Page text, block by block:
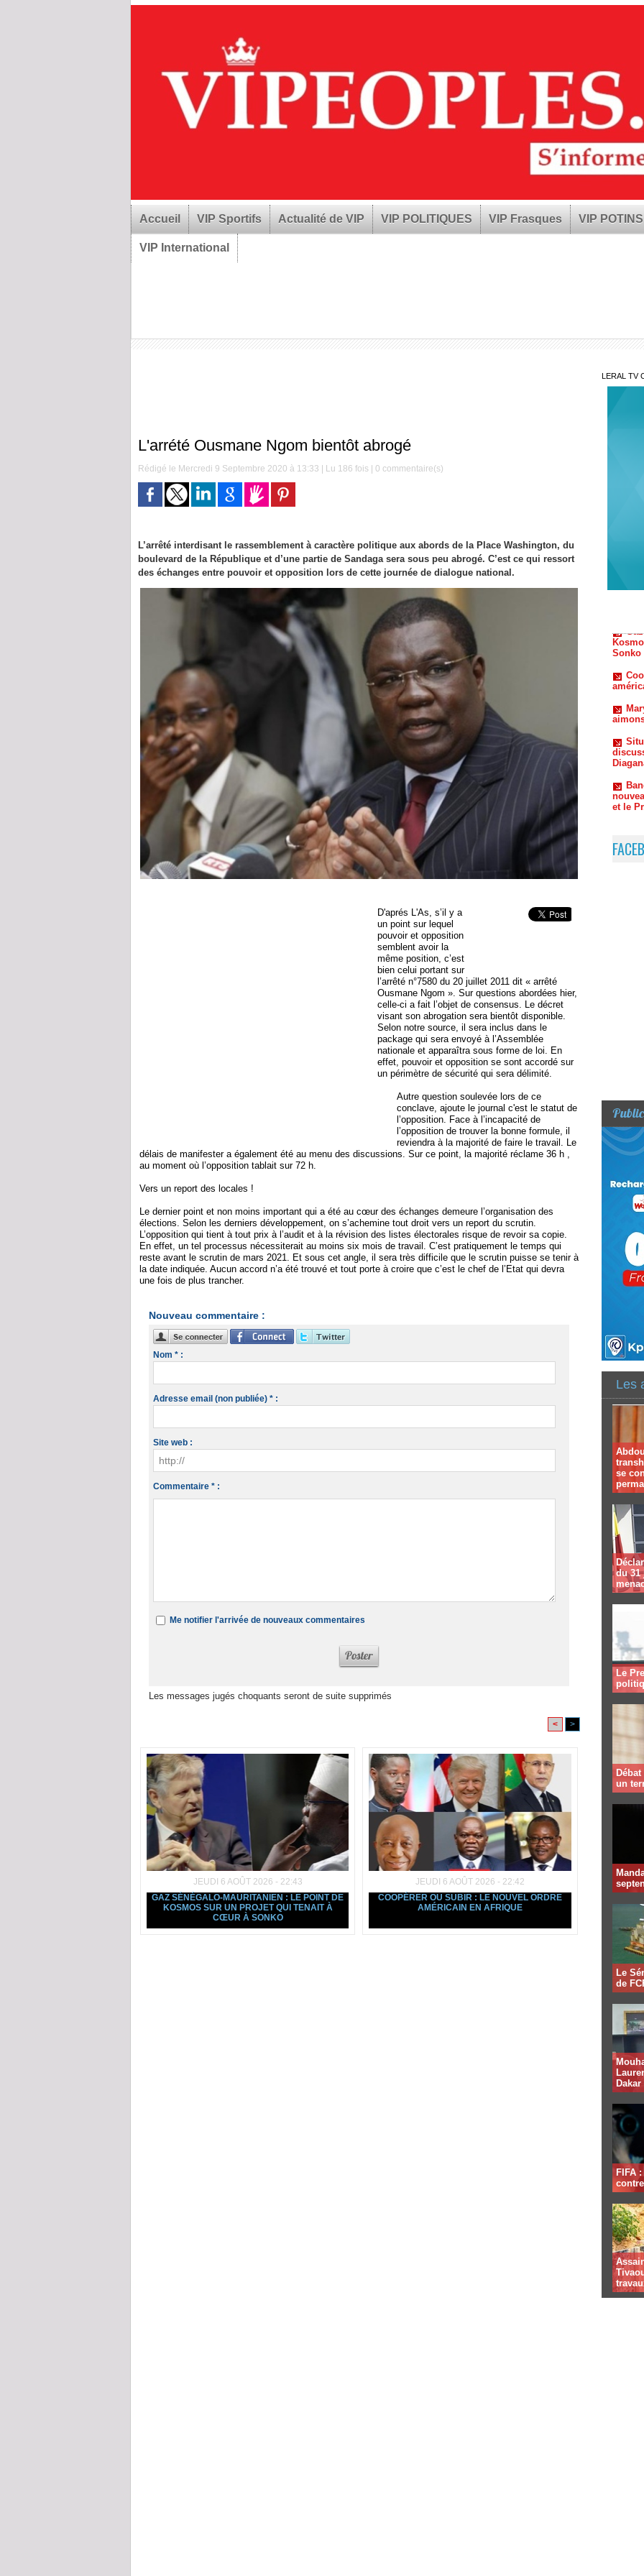
Accueil VIP Sportifs Actualité de VIP VIP POLITIQUES VIP Frasques VIP POTINS
VIP International
L'arrété Ousmane Ngom bientôt abrogé
Rédigé le Mercredi 9 Septembre 2020 à 13:33 | Lu 186 fois | 0 commentaire(s)
L’arrêté interdisant le rassemblement à caractère politique aux abords de la Place Washington, du
boulevard de la République et d’une partie de Sandaga sera sous peu abrogé. C’est ce qui ressort
des échanges entre pouvoir et opposition lors de cette journée de dialogue national.
D'aprés L'As, s’il y a
un point sur lequel
pouvoir et opposition
semblent avoir la
même position, c’est
bien celui portant sur
l’arrêté n°7580 du 20 juillet 2011 dit « arrêté
Ousmane Ngom ». Sur questions abordées hier,
celle-ci a fait l’objet de consensus. Le décret
visant son abrogation sera bientôt disponible.
Selon notre source, il sera inclus dans le
package qui sera envoyé à l’Assemblée
nationale et apparaîtra sous forme de loi. En
effet, pouvoir et opposition se sont accordé sur
un périmètre de sécurité qui sera délimité.
Autre question soulevée lors de ce
conclave, ajoute le journal c'est le statut de
l’opposition. Face à l’incapacité de
l’opposition de trouver la bonne formule, il
reviendra à la majorité de faire le travail. Le
délais de manifester a également été au menu des discussions. Sur ce point, la majorité réclame 36 h ,
au moment où l’opposition tablait sur 72 h.
Vers un report des locales !
Le dernier point et non moins important qui a été au cœur des échanges demeure l’organisation des
élections. Selon les derniers développement, on s’achemine tout droit vers un report du scrutin.
L’opposition qui tient à tout prix à l’audit et à la révision des listes électorales risque de revoir sa copie.
En effet, un tel processus nécessiterait au moins six mois de travail. C’est pratiquement le temps qui
reste avant le scrutin de mars 2021. Et sous cet angle, il sera très difficile que le scrutin puisse se tenir à
la date indiquée. Aucun accord n’a été trouvé et tout porte à croire que c’est le chef de l’Etat qui devra
une fois de plus trancher.
Nouveau commentaire :
Nom * :
Adresse email (non publiée) * :
Site web :
Commentaire * :
Me notifier l'arrivée de nouveaux commentaires
Les messages jugés choquants seront de suite supprimés
< >
JEUDI 6 AOÛT 2026 - 22:43
GAZ SÉNÉGALO-MAURITANIEN : LE POINT DE
KOSMOS SUR UN PROJET QUI TENAIT À
CŒUR À SONKO
JEUDI 6 AOÛT 2026 - 22:42
COOPÉRER OU SUBIR : LE NOUVEL ORDRE
AMÉRICAIN EN AFRIQUE
LERAL TV
et le
Les
se
du 31
Le
un
Le
de
Dakar
FIFA